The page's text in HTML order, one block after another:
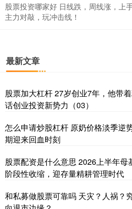
股票投资哪家好 日线跌，周线涨，上
主力对敲，玩冲击线！
最新文章
股票加大杠杆 27岁创业7年，他带
话创业投资新势力（03）
怎么申请炒股杠杆 原奶价格淡季逆
期迎来回血时刻
股票配资是什么意思 2026上半年母
阶段性收缩，迎存量精耕管理时代
和私募做股票可靠吗 天灾？人祸？